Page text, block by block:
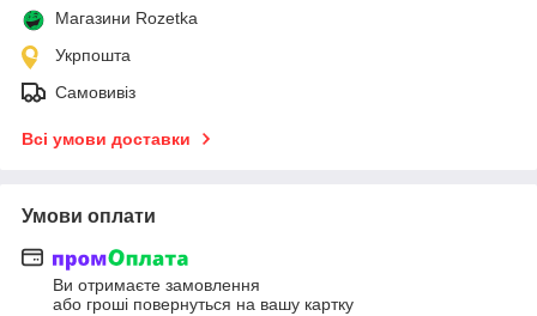
Магазини Rozetka
Укрпошта
Самовивіз
Всі умови доставки
Умови оплати
Ви отримаєте замовлення
або гроші повернуться на вашу картку